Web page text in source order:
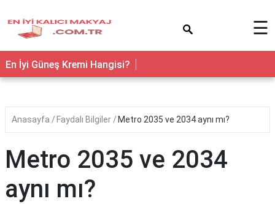
☰
En İyi Güneş Kremi Hangisi?
Anasayfa Faydalı Bilgiler Metro 2035 ve 2034 aynı mı?
Metro 2035 ve 2034
aynı mı?